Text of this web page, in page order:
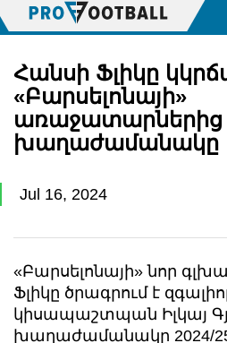
Հանսի Ֆլիկը
«Բարսելոնայի»
առաջատարներից
խաղաժամանակը
Jul 16, 2024
«Բարսելոնայի» նոր
Ֆլիկը ծրագրում է
կիսապաշտպան Իլկայ
խաղաժամանակը 2024/25